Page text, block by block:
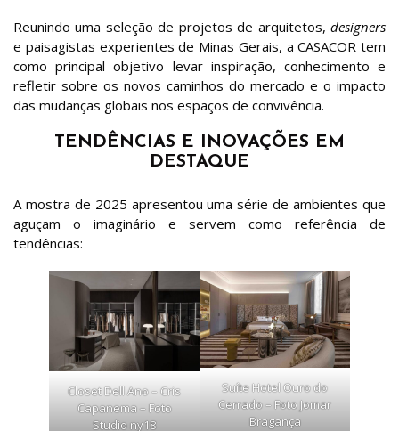
Reunindo uma seleção de projetos de arquitetos, designers
e paisagistas experientes de Minas Gerais, a CASACOR tem
como principal objetivo levar inspiração, conhecimento e
refletir sobre os novos caminhos do mercado e o impacto
das mudanças globais nos espaços de convivência.
TENDÊNCIAS E INOVAÇÕES EM
DESTAQUE
A mostra de 2025 apresentou uma série de ambientes que
aguçam o imaginário e servem como referência de
tendências:
Closet Dell Ano – Cris
Capanema – Foto
Studio ny18
Suíte Hotel Ouro do
Cerrado – Foto Jomar
Bragança